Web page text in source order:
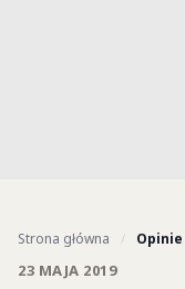
Strona główna / Opinie
23 MAJA 2019